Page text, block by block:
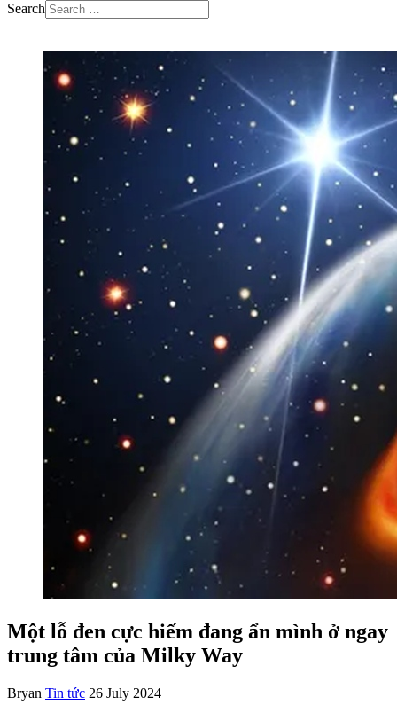
Search
Một lỗ đen cực hiếm đang ẩn mình ở ngay
trung tâm của Milky Way
Bryan Tin tức 26 July 2024